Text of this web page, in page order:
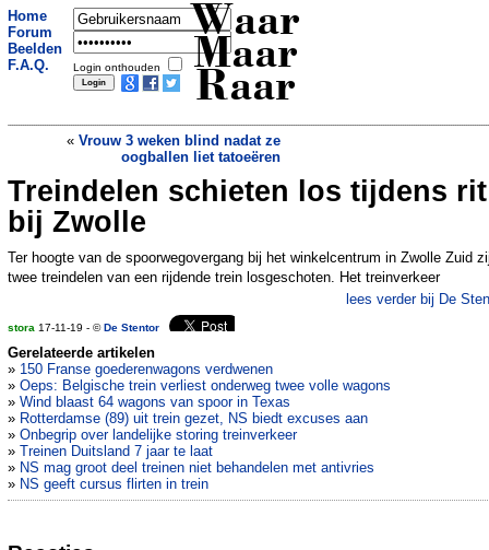
Home
Forum
Beelden
F.A.Q.
Login onthouden
Waar
Maar
Raar
« Vrouw 3 weken blind nadat ze
oogballen liet tatoeëren
Nieuwe Zuid-Afrikaanse gin “verrijkt”
met olifantenstront
Treindelen schieten los tijdens rit
bij Zwolle
Ter hoogte van de spoorwegovergang bij het winkelcentrum in Zwolle Zuid
twee treindelen van een rijdende trein losgeschoten. Het treinverkeer
lees verder bij De
stora 17-11-19 - ©De Stentor
Gerelateerde artikelen
» 150 Franse goederenwagons verdwenen
» Oeps: Belgische trein verliest onderweg twee volle wagons
» Wind blaast 64 wagons van spoor in Texas
» Rotterdamse (89) uit trein gezet, NS biedt excuses aan
» Onbegrip over landelijke storing treinverkeer
» Treinen Duitsland 7 jaar te laat
» NS mag groot deel treinen niet behandelen met antivries
» NS geeft cursus flirten in trein